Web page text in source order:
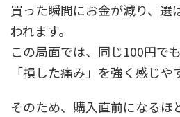
買った瞬間にお金が減り、選
われます。
この局面では、同じ100円で
「損した痛み」を強く感じや
そのため、購入直前になるほ